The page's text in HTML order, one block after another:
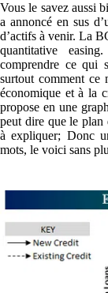
Vous le savez aussi
a annoncé en sus
d’actifs à venir. La
quantitative
comprendre ce qui
surtout comment ce
économique et à la
propose en une
peut dire que le plan
à expliquer; Donc
mots, le voici sans